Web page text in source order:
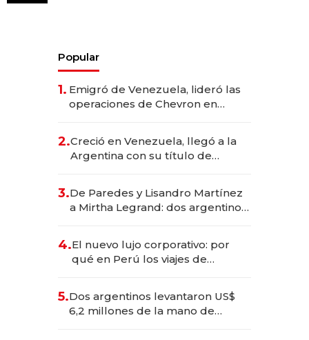
Popular
1. Emigró de Venezuela, lideró las
operaciones de Chevron en
2.Creció en Venezuela, llegó a la
Argentina con su título de
las marcas "fast premium"
3.De Paredes y Lisandro Martínez
a Mirtha Legrand: dos argentinos
4.El nuevo lujo corporativo: por
qué en Perú los viajes de
para convertirse en experiencias
transformadoras
5.Dos argentinos levantaron US$
6,2 millones de la mano de